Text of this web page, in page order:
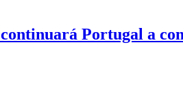
Portugal a